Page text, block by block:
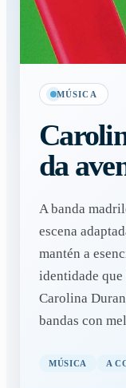
MÚSICA
da
A banda
escena
mantén a
identidade
Carolina
bandas con
MÚSICA A